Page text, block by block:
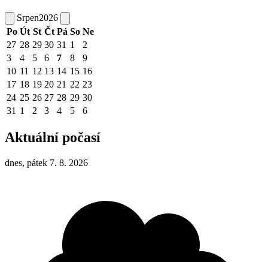
Srpen2026
Po Út St Čt Pá So Ne
27 28 29 30 31 1
2
3
4 5 6 7 8
9
10 11 12 13 14 15 16
17 18 19 20 21 22 23
24 25 26 27 28 29 30
31 1 2 3 4 5 6
Aktuální počasí
dnes, pátek 7. 8. 2026